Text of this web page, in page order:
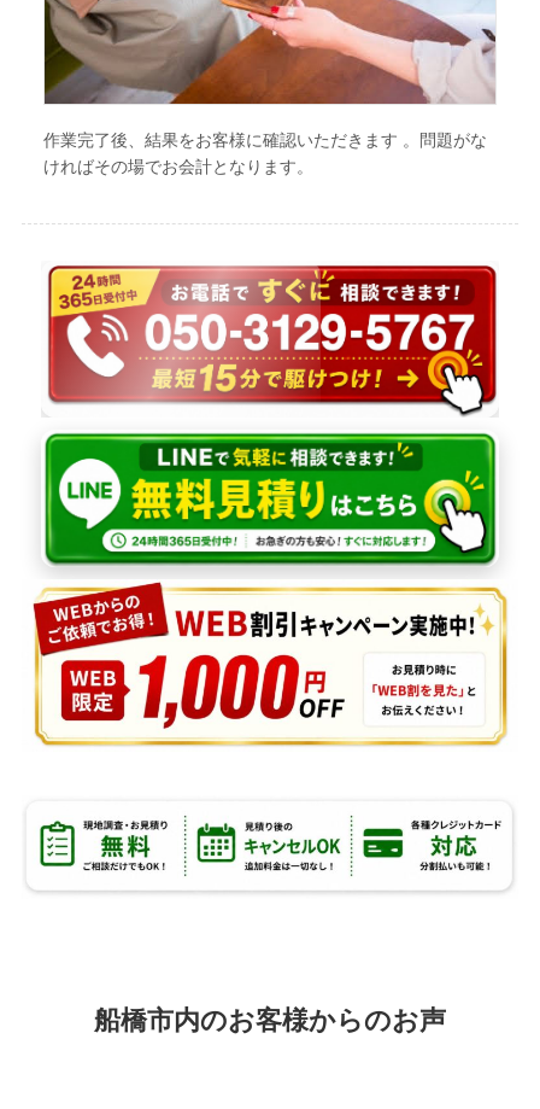
作業完了後、結果をお客様に確認いただきます 。問題がな
ければその場でお会計となります。
船橋市内のお客様からのお声